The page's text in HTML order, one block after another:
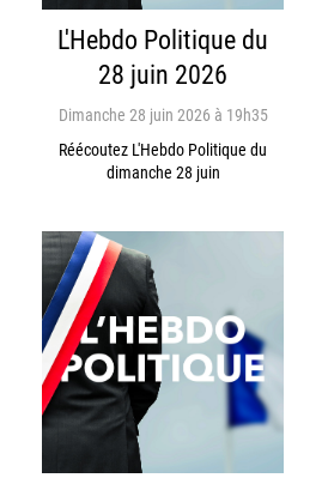
L'Hebdo Politique du
28 juin 2026
Dimanche 28 juin 2026 à 19h35
Réécoutez L'Hebdo Politique du
dimanche 28 juin